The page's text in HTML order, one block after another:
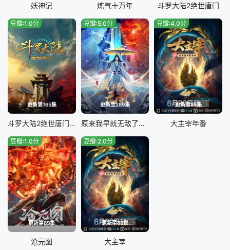
妖神记 炼气十万年 斗罗大陆2绝世唐门
更新第165集
豆瓣:1.0分
斗罗大陆2绝世唐门2023
更新至289集
豆瓣:5.0分
原来我早就无敌了动态漫画
更新第85集
豆瓣:4.0分
大主宰年番
更新第89集
豆瓣:1.0分
沧元图
更新至85集
豆瓣:2.0分
大主宰